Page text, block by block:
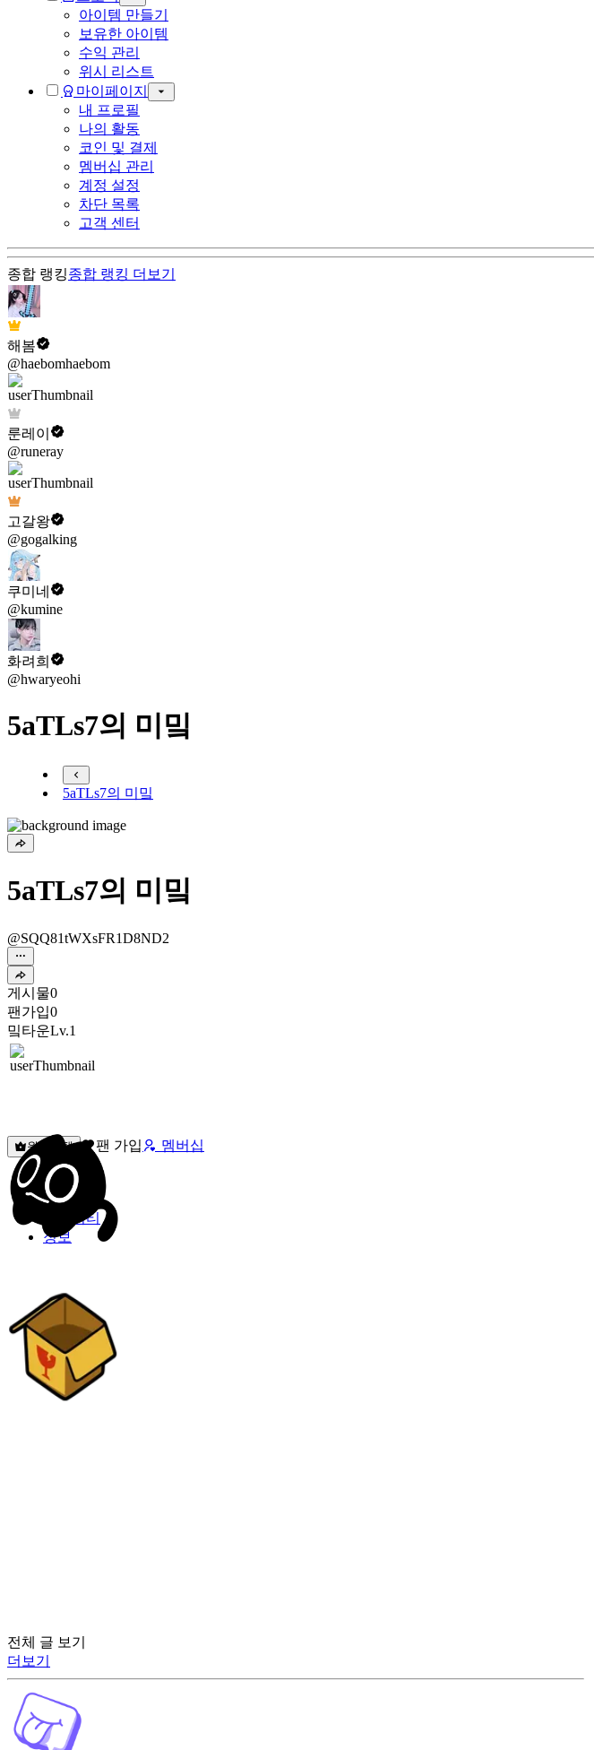
아이템 만들기
보유한 아이템
수익 관리
위시 리스트
마이페이지
내 프로필
나의 활동
코인 및 결제
멤버십 관리
계정 설정
차단 목록
고객 센터
종합 랭킹종합 랭킹 더보기
해봄
@haebomhaebom
룬레이
@runeray
고갈왕
@gogalking
쿠미네
@kumine
화려희
@hwaryeohi
5aTLs7의 미밐
5aTLs7의 미밐
5aTLs7의 미밐
@SQQ81tWXsFR1D8ND2
게시물0
팬가입0
밐타운Lv.1
원픽선택 팬 가입 멤버십
밐타운
피드
커뮤니티
정보
전체 글 보기
더보기